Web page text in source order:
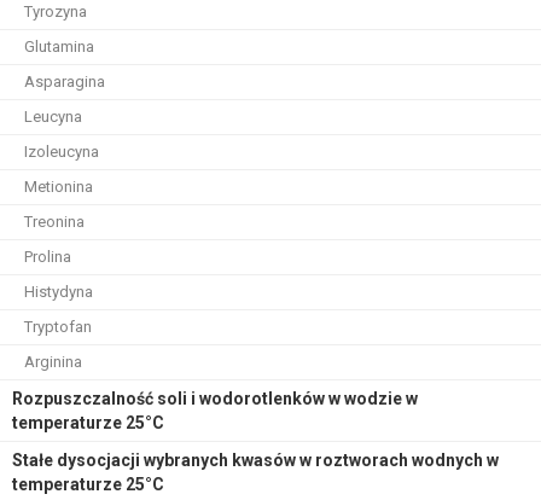
Tyrozyna
Glutamina
Asparagina
Leucyna
Izoleucyna
Metionina
Treonina
Prolina
Histydyna
Tryptofan
Arginina
Rozpuszczalność soli i wodorotlenków w wodzie w
temperaturze 25°C
Stałe dysocjacji wybranych kwasów w roztworach wodnych w
temperaturze 25°C